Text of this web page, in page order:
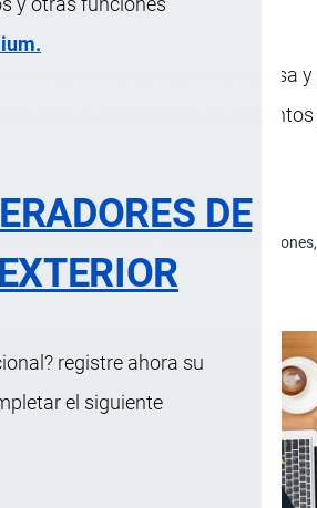
DE
registre ahora su
el siguiente
una premezcla que se dispersa
para la fabricación de
piensos acuáticos, piensos para